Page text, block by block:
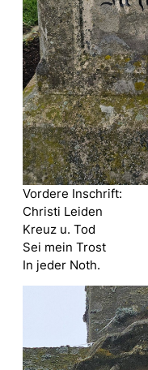
Vordere Inschrift:
Christi Leiden
Kreuz u. Tod
Sei mein Trost
In jeder Noth.